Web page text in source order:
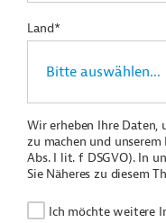
Land*
Wir erheben Ihre Daten,
zu machen und
Abs. I lit. f DSGVO). In
Sie Näheres zu diesem
Ich möchte weitere